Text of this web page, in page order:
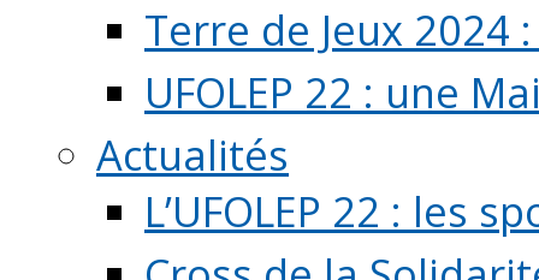
Terre de Jeux 2024
UFOLEP 22 : une
Actualités
L’UFOLEP 22 : les